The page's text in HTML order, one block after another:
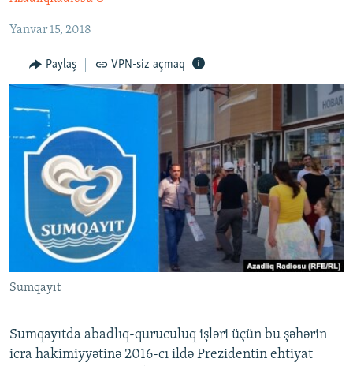
FƏRQƏ BAX
QANUNI DOĞRU
ARAŞDIRMA
MULTIMEDIA
VIDEO
FOTOQALEREYA
İNFOQRAFIKA
KARIKATURA
RADIO ARXIV
OXU ZALI
AZƏRBAYCAN ƏDƏBIYYATI KITABXANASI
İSLAM VƏ DEMOKRATIYA
İZ - MƏDƏNIYYƏT PROQRAMI
HAQQIMIZDA
MISSIYAMIZ
PEŞƏ ETIKASI VƏ JURNALISTIKA STANDARTLARIMIZ
MATERIALLARIMIZDAN ISTIFADƏ
AZADLIQRADIOSU MOBIL TELEFONUNUZDA
BIZIMLƏ ƏLAQƏ
BIZI IZLƏ
RFE/RL-in bütün saytları
Yanvar 15, 2018
Paylaş VPN-siz açmaq
Sumqayıt
Sumqayıtda abadlıq-quruculuq işləri üçün bu şəhərin
icra hakimiyyətinə 2016-cı ildə Prezidentin ehtiyat